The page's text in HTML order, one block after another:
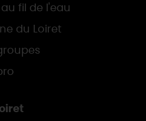
au fil de l'eau
du Loiret